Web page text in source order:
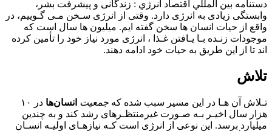
دستنامه بين المللي اقتصاد انرژي : زﻧﺪﮔﺎﻧﻰ و ﭘﻴﺸﺮﻓﺖ ﺑﺸﺮ،
واﺑﺴﺘﮕﻰ زﻳﺎدى ﺑﻪ اﻧﺮژى دارد. وﻗﺘﻰ از اﻧﺮژى ﺳـﺨﻦ ﻣـﻰ ﮔـﻮﻳﻴﻢ، در
واﻗﻊ از ﺣﻴﺎت اﻧﺴﺎن ﻫﺎ ﺳﺨﻦ ﮔﻔﺘﻪ اﻳﻢ. ﻣﻴﻠﻴﻮن ﻫﺎ ﺳﺎل اﺳﺖ ﻛﻪ
ﻣﻮﺟﻮدات زﻧـﺪه ﺑـﺎ ﻳـﺎﻓﺘﻦ ﻏـﺬا ، اﻧﺮژى ﻣﻮرد ﻧﻴﺎز ﺧﻮد را ﺗﺄﻣﻴﻦ ﻛﺮده
اﻧﺪ ﺗﺎ از اﻳﻦ ﻃﺮﻳﻖ ﺑﻪ ﺣﻴﺎت ﺧﻮد اداﻣﻪ دﻫﻨﺪ.
تلاش
ﺗـﻼش آن ﻫـﺎ در اﻳﻦ ﻣﺴﻴﺮ ﺳﺒﺐ ﺷﺪه ﻛﻪ ﺟﻤﻌﻴﺖ اﻧﺴﺎنﻫﺎ
در ١٠
ﻫﺰار ﺳﺎل اﺧﻴـﺮ ﺑـﻪ ﺻـﻮرت ﻏﻴﺮﻣﻨﺘﻈـﺮهاى رﺷﺪ ﻛﻨﺪ و ﺑﻪ ﭼﻨﺪﻳﻦ
ﻣﻴﻠﻴﺎرد ﺑﺮﺳﺪ. اﻳﻦ ﻧﻮﻋﻰ از اﻧﺮژى اﺳﺖ ﻛـﻪ ﻧﻴﺎزﻫـﺎى اوﻟﻴـﻪ اﻧﺴـﺎن